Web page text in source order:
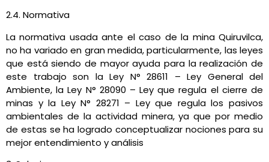
2.4. Normativa
La normativa usada ante el caso de la mina Quiruvilca,
no ha variado en gran medida, particularmente, las leyes
que está siendo de mayor ayuda para la realización de
este trabajo son la Ley N° 28611 – Ley General del
Ambiente, la Ley N° 28090 – Ley que regula el cierre de
minas y la Ley N° 28271 – Ley que regula los pasivos
ambientales de la actividad minera, ya que por medio
de estas se ha logrado conceptualizar nociones para su
mejor entendimiento y análisis